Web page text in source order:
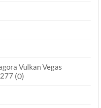
Vulkan Vegas
(0)